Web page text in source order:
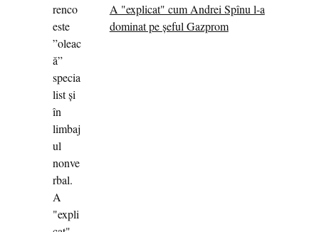
A "explicat" cum Andrei Spînu l-a
dominat pe șeful Gazprom